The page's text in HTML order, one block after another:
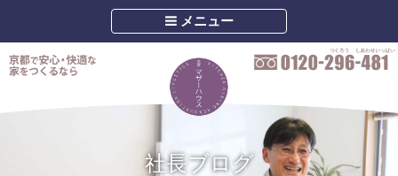
メニュー
社長ブログ